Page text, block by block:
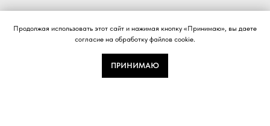
Продолжая использовать этот сайт и нажимая кнопку «Принимаю», вы даете
согласие на обработку файлов cookie.
ПРИНИМАЮ